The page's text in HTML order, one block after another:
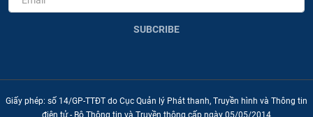
SUBCRIBE
Giấy phép: số 14/GP-TTĐT do Cục Quản lý Phát thanh, Truyền hình và Thông tin
điện tử - Bộ Thông tin và Truyền thông cấp ngày 05/05/2014